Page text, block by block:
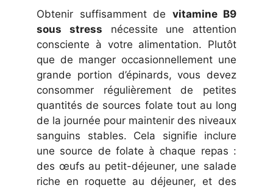
Obtenir suffisamment de vitamine B9
sous stress nécessite une attention
consciente à votre alimentation. Plutôt
que de manger occasionnellement une
grande portion d’épinards, vous devez
consommer régulièrement de petites
quantités de sources folate tout au long
de la journée pour maintenir des niveaux
sanguins stables. Cela signifie inclure
une source de folate à chaque repas :
des œufs au petit-déjeuner, une salade
riche en roquette au déjeuner, et des